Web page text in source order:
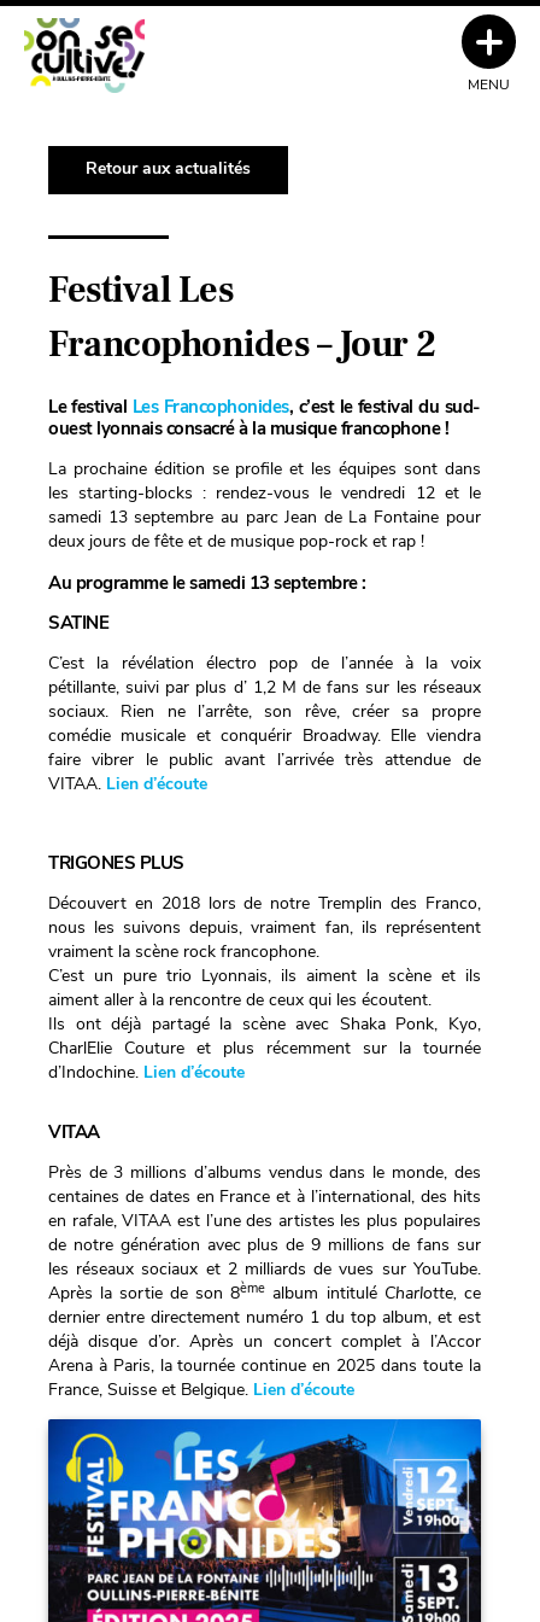
Retour aux actualités
Festival Les
Francophonides – Jour 2
Le festival Les Francophonides, c’est le festival du sud-
ouest lyonnais consacré à la musique francophone !
La prochaine édition se profile et les équipes sont dans
les starting-blocks : rendez-vous le vendredi 12 et le
samedi 13 septembre au parc Jean de La Fontaine pour
deux jours de fête et de musique pop-rock et rap !
Au programme le samedi 13 septembre :
SATINE
C’est la révélation électro pop de l’année à la voix
pétillante, suivi par plus d’ 1,2 M de fans sur les réseaux
sociaux. Rien ne l’arrête, son rêve, créer sa propre
comédie musicale et conquérir Broadway. Elle viendra
faire vibrer le public avant l’arrivée très attendue de
VITAA. Lien d’écoute
TRIGONES PLUS
Découvert en 2018 lors de notre Tremplin des Franco,
nous les suivons depuis, vraiment fan, ils représentent
vraiment la scène rock francophone.
C’est un pure trio Lyonnais, ils aiment la scène et ils
aiment aller à la rencontre de ceux qui les écoutent.
Ils ont déjà partagé la scène avec Shaka Ponk, Kyo,
CharlElie Couture et plus récemment sur la tournée
d’Indochine. Lien d’écoute
VITAA
Près de 3 millions d’albums vendus dans le monde, des
centaines de dates en France et à l’international, des hits
en rafale, VITAA est l’une des artistes les plus populaires
de notre génération avec plus de 9 millions de fans sur
les réseaux sociaux et 2 milliards de vues sur YouTube.
Après la sortie de son 8ème album intitulé Charlotte, ce
dernier entre directement numéro 1 du top album, et est
déjà disque d’or. Après un concert complet à l’Accor
Arena à Paris, la tournée continue en 2025 dans toute la
France, Suisse et Belgique. Lien d’écoute
MENU